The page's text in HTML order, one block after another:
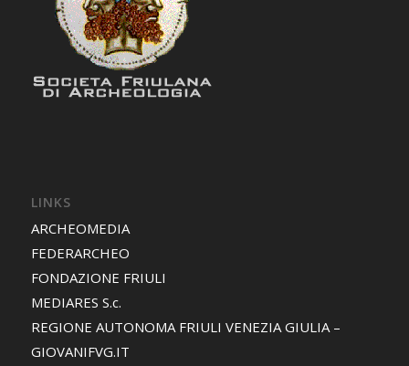
LINKS
ARCHEOMEDIA
FEDERARCHEO
FONDAZIONE FRIULI
MEDIARES S.c.
REGIONE AUTONOMA FRIULI VENEZIA GIULIA –
GIOVANIFVG.IT